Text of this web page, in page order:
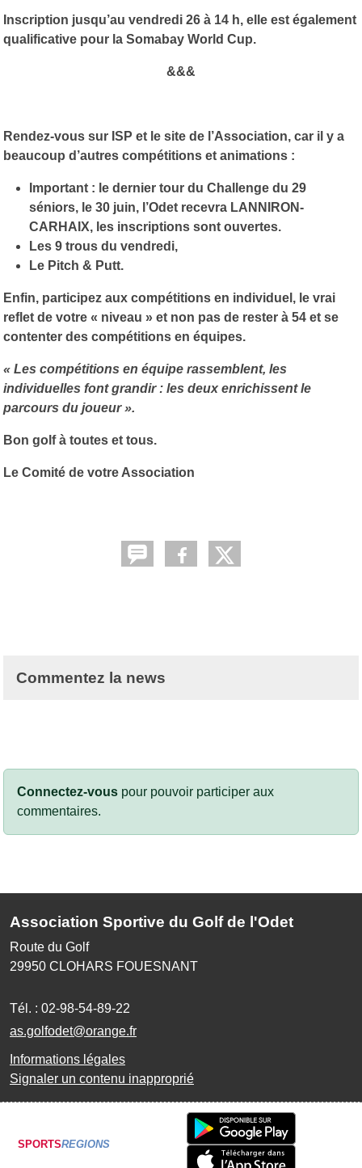
Inscription jusqu’au vendredi 26 à 14 h, elle est également
qualificative pour la Somabay World Cup.
&&&
Rendez-vous sur ISP et le site de l’Association, car il y a
beaucoup d’autres compétitions et animations :
Important : le dernier tour du Challenge du 29
séniors, le 30 juin, l’Odet recevra LANNIRON-
CARHAIX, les inscriptions sont ouvertes.
Les 9 trous du vendredi,
Le Pitch & Putt.
Enfin, participez aux compétitions en individuel, le vrai
reflet de votre « niveau » et non pas de rester à 54 et se
contenter des compétitions en équipes.
« Les compétitions en équipe rassemblent, les
individuelles font grandir : les deux enrichissent le
parcours du joueur ».
Bon golf à toutes et tous.
Le Comité de votre Association
Commentez la news
Connectez-vous pour pouvoir participer aux
commentaires.
Association Sportive du Golf de l'Odet
Route du Golf
29950 CLOHARS FOUESNANT
Tél. : 02-98-54-89-22
as.golfodet@orange.fr
Informations légales
Signaler un contenu inapproprié
SPORTSREGIONS